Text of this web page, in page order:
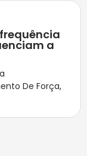
a
De Força,